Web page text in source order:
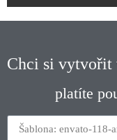
Chci si vytvořit
platíte